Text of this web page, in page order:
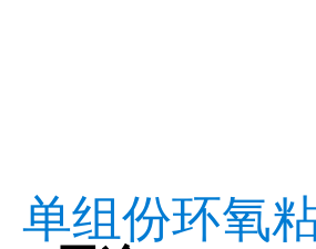
单组份环氧